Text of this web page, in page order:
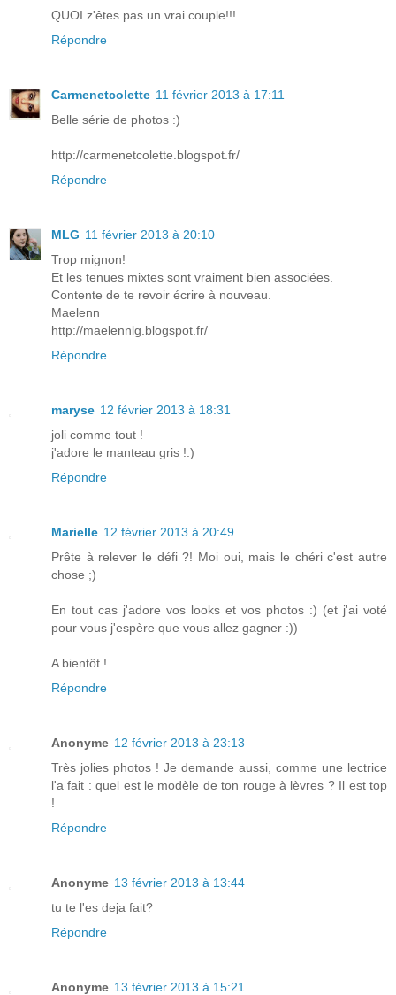
QUOI z'êtes pas un vrai couple!!!
Répondre
Carmenetcolette 11 février 2013 à 17:11
Belle série de photos :)
http://carmenetcolette.blogspot.fr/
Répondre
MLG 11 février 2013 à 20:10
Trop mignon!
Et les tenues mixtes sont vraiment bien associées.
Contente de te revoir écrire à nouveau.
Maelenn
http://maelennlg.blogspot.fr/
Répondre
maryse 12 février 2013 à 18:31
joli comme tout !
j'adore le manteau gris !:)
Répondre
Marielle 12 février 2013 à 20:49
Prête à relever le défi ?! Moi oui, mais le chéri c'est autre
chose ;)
En tout cas j'adore vos looks et vos photos :) (et j'ai voté
pour vous j'espère que vous allez gagner :))
A bientôt !
Répondre
Anonyme 12 février 2013 à 23:13
Très jolies photos ! Je demande aussi, comme une lectrice
l'a fait : quel est le modèle de ton rouge à lèvres ? Il est top
!
Répondre
Anonyme 13 février 2013 à 13:44
tu te l'es deja fait?
Répondre
Anonyme 13 février 2013 à 15:21